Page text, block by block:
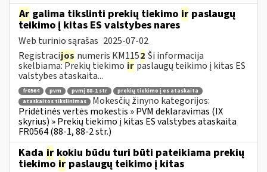
Ar galima tikslinti prekių tiekimo ir paslaugų
teikimo į kitas ES valstybes nares
Web turinio sąrašas 2025-07-02
Registracijos numeris KM1152 Ši informacija
skelbiama: Prekių tiekimo ir paslaugų teikimo į kitas ES
valstybes ataskaita...
fr0564 pvm pvmį 88-1 str
prekių tiekimo į es ataskaita
ataskaitos tikslinimas
Mokesčių žinyno kategorijos:
Pridėtinės vertės mokestis » PVM deklaravimas (IX
skyrius) » Prekių tiekimo į kitas ES valstybes ataskaita
FR0564 (88-1, 88-2 str.)
Kada ir kokiu būdu turi būti pateikiama prekių
tiekimo ir paslaugų teikimo į kitas